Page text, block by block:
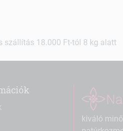
szállítás 18.000 Ft-tól 8 kg alatt
kiváló